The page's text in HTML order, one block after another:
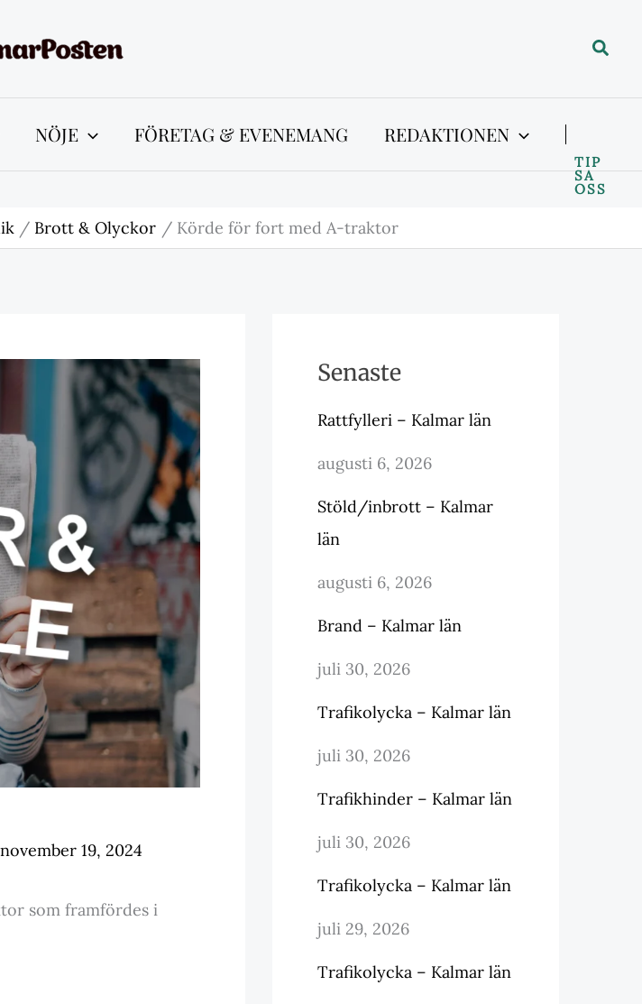
Sök
NÖJE FÖRETAG & EVENEMANG REDAKTIONEN
TIP
SA
OSS
Brott & Olyckor Körde för fort med A-traktor
november 19, 2024
som framfördes i
Senaste
Rattfylleri – Kalmar län
augusti 6, 2026
Stöld/inbrott – Kalmar
län
augusti 6, 2026
Brand – Kalmar län
juli 30, 2026
Trafikolycka – Kalmar län
juli 30, 2026
Trafikhinder – Kalmar län
juli 30, 2026
Trafikolycka – Kalmar län
juli 29, 2026
Trafikolycka – Kalmar län